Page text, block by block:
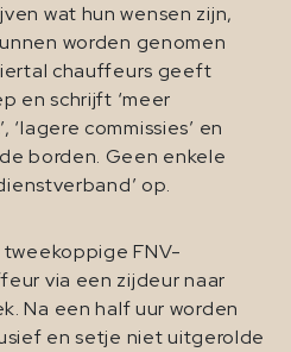
wat hun wensen zijn,
worden genomen
chauffeurs geeft
en schrijft ‘meer
‘lagere commissies’ en
borden. Geen enkele
op.
FNV-
via een zijdeur naar
Na een half uur worden
en setje niet uitgerolde